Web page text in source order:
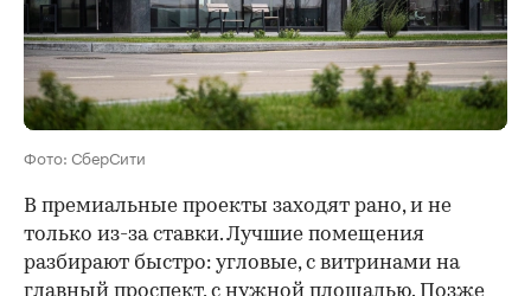
Фото: СберСити
В премиальные проекты заходят рано, и не
только из-за ставки. Лучшие помещения
разбирают быстро: угловые, с витринами на
главный проспект, с нужной площадью. Позже